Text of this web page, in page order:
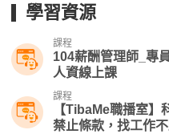
學習資源
課程
104薪酬管理師_專
人資線上課
課程
【TibaMe職播室】
禁止條款，找工作